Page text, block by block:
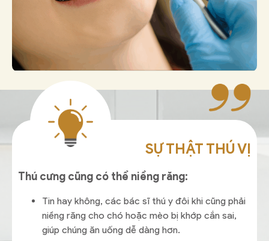
SỰ THẬT THÚ VỊ
Thú cưng cũng có thể niềng răng:
Tin hay không, các bác sĩ thú y đôi khi cũng phải
niềng răng cho chó hoặc mèo bị khớp cắn sai,
giúp chúng ăn uống dễ dàng hơn.